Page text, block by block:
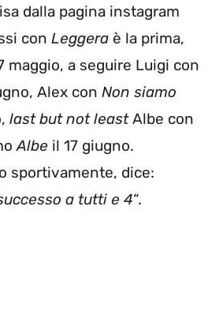
dalla pagina instagram
con Leggera è la prima,
maggio, a seguire Luigi con
Alex con Non siamo
last but not leastAlbe con
Albe il 17 giugno.
sportivamente, dice:
a tutti e 4“.